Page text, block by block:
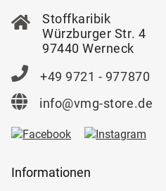
Stoffkaribik
Würzburger Str. 4
97440 Werneck
+49 9721 - 977870
info@vmg-store.de
Informationen